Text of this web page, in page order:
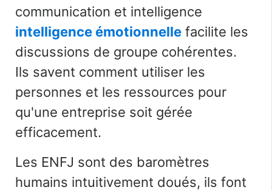
communication et intelligence
intelligence émotionnelle facilite les
discussions de groupe cohérentes.
Ils savent comment utiliser les
personnes et les ressources pour
qu'une entreprise soit gérée
efficacement.
Les ENFJ sont des baromètres
humains intuitivement doués, ils font